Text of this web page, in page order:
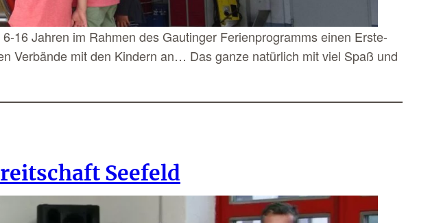
16 Jahren im Rahmen des Gautinger Ferienprogramms einen Erste-
Verbände mit den Kindern an… Das ganze natürlich mit viel Spaß und
Seefeld